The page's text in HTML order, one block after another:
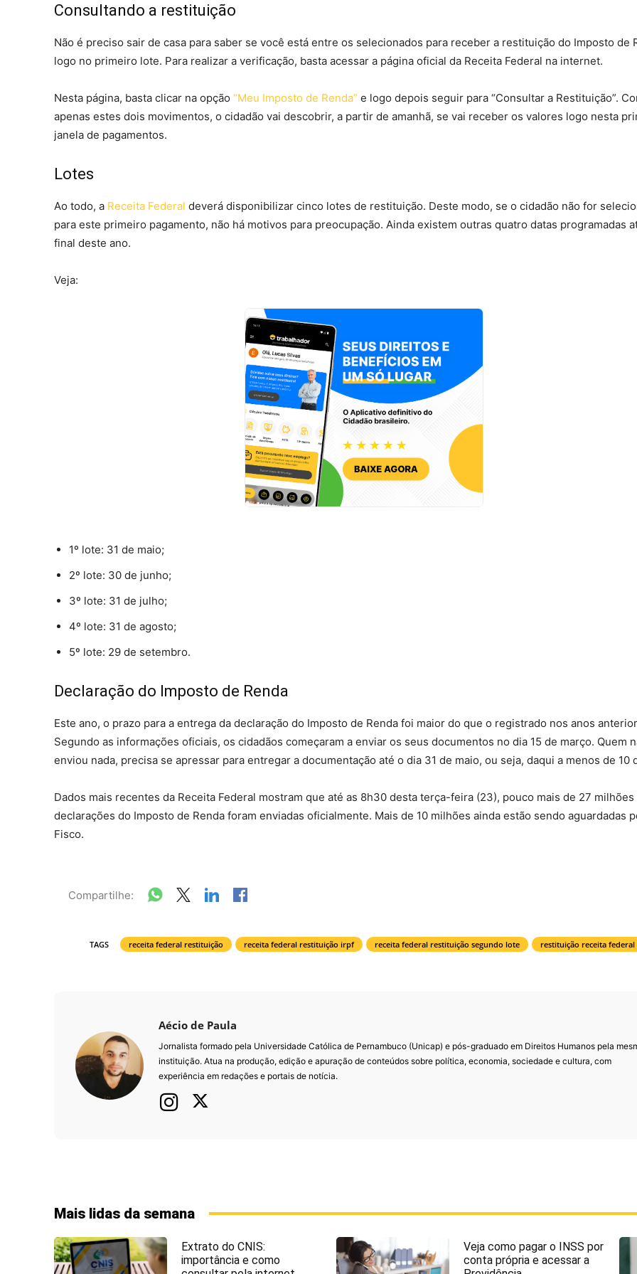
Consultando a restituição
Não é preciso sair de casa para saber se você está entre os selecionados para receber a restituição do Imposto de
logo no primeiro lote. Para realizar a verificação, basta acessar a página oficial da Receita Federal na internet.
Nesta página, basta clicar na opção “Meu Imposto de Renda” e logo depois seguir para “Consultar a Restituição”.
apenas estes dois movimentos, o cidadão vai descobrir, a partir de amanhã, se vai receber os valores logo nesta
janela de pagamentos.
Lotes
Ao todo, a Receita Federal deverá disponibilizar cinco lotes de restituição. Deste modo, se o cidadão não for
para este primeiro pagamento, não há motivos para preocupação. Ainda existem outras quatro datas programadas
final deste ano.
Veja:
1º lote: 31 de maio;
2º lote: 30 de junho;
3º lote: 31 de julho;
4º lote: 31 de agosto;
5º lote: 29 de setembro.
Declaração do Imposto de Renda
Este ano, o prazo para a entrega da declaração do Imposto de Renda foi maior do que o registrado nos anos
Segundo as informações oficiais, os cidadãos começaram a enviar os seus documentos no dia 15 de março. Quem
enviou nada, precisa se apressar para entregar a documentação até o dia 31 de maio, ou seja, daqui a menos de 10
Dados mais recentes da Receita Federal mostram que até as 8h30 desta terça-feira (23), pouco mais de 27 milhões
declarações do Imposto de Renda foram enviadas oficialmente. Mais de 10 milhões ainda estão sendo aguardadas
Fisco.
Compartilhe:
TAGS receita federal restituição receita federal restituição irpf receita federal restituição segundo lote restituição receita federal
Aécio de Paula
Jornalista formado pela Universidade Católica de Pernambuco (Unicap) e pós-graduado em Direitos Humanos pela
instituição. Atua na produção, edição e apuração de conteúdos sobre política, economia, sociedade e cultura, com
experiência em redações e portais de notícia.
Mais lidas da semana
Extrato do CNIS:
importância e como
Veja como pagar o INSS por
conta própria e acessar a